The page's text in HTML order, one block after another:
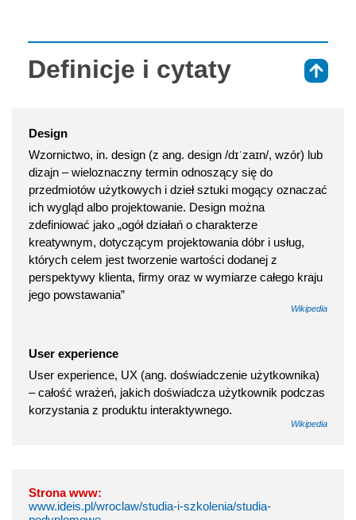
Definicje i cytaty
Design
Wzornictwo, in. design (z ang. design /dɪˈzaɪn/, wzór) lub
dizajn – wieloznaczny termin odnoszący się do
przedmiotów użytkowych i dzieł sztuki mogący oznaczać
ich wygląd albo projektowanie. Design można
zdefiniować jako „ogół działań o charakterze
kreatywnym, dotyczącym projektowania dóbr i usług,
których celem jest tworzenie wartości dodanej z
perspektywy klienta, firmy oraz w wymiarze całego kraju
jego powstawania”
Wikipedia
User experience
User experience, UX (ang. doświadczenie użytkownika)
– całość wrażeń, jakich doświadcza użytkownik podczas
korzystania z produktu interaktywnego.
Wikipedia
Strona www:
www.ideis.pl/wroclaw/studia-i-szkolenia/studia-